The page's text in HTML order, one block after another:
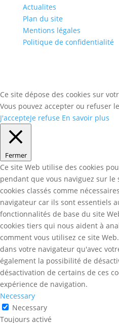
Actualites
Plan du site
Mentions légales
Politique de confidentialité
Ce site dépose des cookies sur
Vous pouvez accepter ou refuser
J'accepteJe refuse En savoir plus
Fermer
Ce site Web utilise des cookies
pendant que vous naviguez sur le
cookies classés comme
navigateur car ils sont essentiels
fonctionnalités de base du site
cookies tiers qui nous aident à
comment vous utilisez ce site
dans votre navigateur qu'avec
également la possibilité de
désactivation de certains de ces
expérience de navigation.
Necessary
Necessary
Toujours activé